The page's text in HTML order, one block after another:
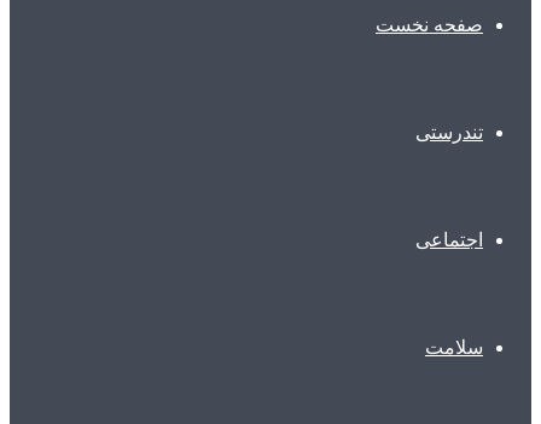
صفحه نخست
تندرستی
اجتماعی
سلامت